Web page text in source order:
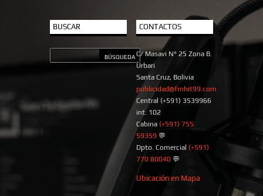
BUSCAR CONTACTOS
C/ Masavi N° 25 Zona B.
Urbari
Santa Cruz, Bolivia
publicidad@fmhit99.com
Central (+591) 3539966
int. 102
Cabina (+591) 755
59359💬
Dpto. Comercial (+591)
770 80040💬
Ubicación en Mapa